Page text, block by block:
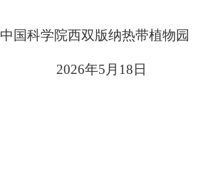
中国科学院西双版纳热带植物园
2026年5月18日